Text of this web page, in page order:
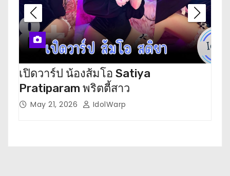
เปิดวาร์ป น้องส้มโอ Satiya
Pratiparam พริตตี้สาว
May 21, 2026 IdolWarp